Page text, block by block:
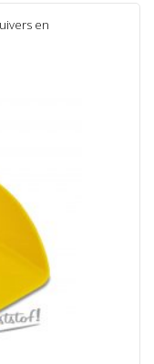
en